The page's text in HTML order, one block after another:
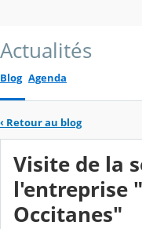
Actualités
Blog Agenda
‹ Retour au blog
Visite de la
l'entreprise
Occitanes"